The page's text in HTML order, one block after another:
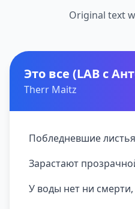
Original text
Это все (LAB с
Therr Maitz
Побледневшие
Зарастают
У воды нет ни